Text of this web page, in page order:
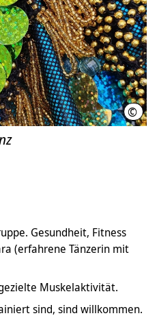
© LHH
Gesundheit, Fitness
(erfahrene Tänzerin mit
Muskelaktivität.
sind, sind willkommen.